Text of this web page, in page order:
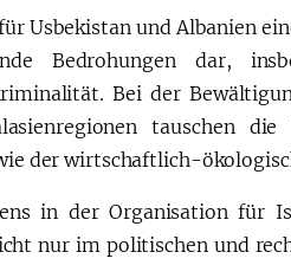
Usbekistan und Albanien
Bedrohungen dar,
Bei der
tauschen
der wirtschaftlich-
in der Organisation für
nur im politischen und